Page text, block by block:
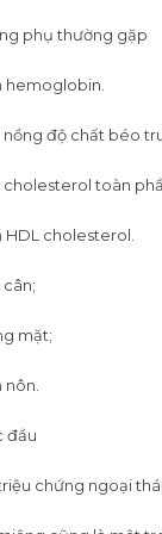
phụ thường gặp
hemoglobin.
nồng độ chất béo
cholesterol toàn
HDL cholesterol.
mặt;
đầu
chứng ngoại